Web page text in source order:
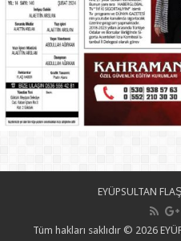
EYÜPSULTAN
Tüm hakları saklıdır © 2026